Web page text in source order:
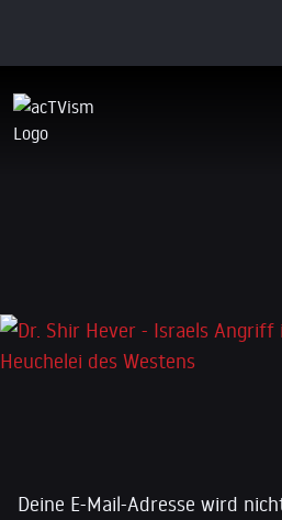
Dr. Shir Hever – Israels
Deine E-Mail-Adresse wird